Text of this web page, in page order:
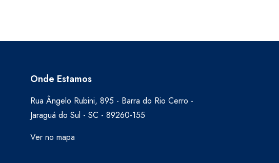
Onde Estamos
Rua Ângelo Rubini, 895 - Barra do Rio Cerro -
Jaraguá do Sul - SC - 89260-155
Ver no mapa